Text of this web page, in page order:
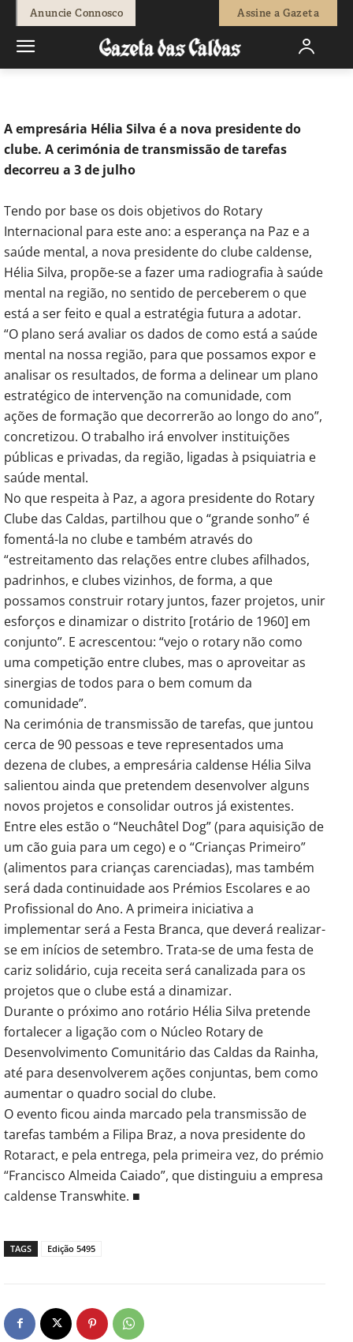
Anuncie Connosco Assine a Gazeta
Fátima Ferreira - 597 0
A empresária Hélia Silva é a nova presidente do
clube. A cerimónia de transmissão de tarefas
decorreu a 3 de julho
Tendo por base os dois objetivos do Rotary
Internacional para este ano: a esperança na Paz e a
saúde mental, a nova presidente do clube caldense,
Hélia Silva, propõe-se a fazer uma radiografia à saúde
mental na região, no sentido de perceberem o que
está a ser feito e qual a estratégia futura a adotar.
“O plano será avaliar os dados de como está a saúde
mental na nossa região, para que possamos expor e
analisar os resultados, de forma a delinear um plano
estratégico de intervenção na comunidade, com
ações de formação que decorrerão ao longo do ano”,
concretizou. O trabalho irá envolver instituições
públicas e privadas, da região, ligadas à psiquiatria e
saúde mental.
No que respeita à Paz, a agora presidente do Rotary
Clube das Caldas, partilhou que o “grande sonho” é
fomentá-la no clube e também através do
“estreitamento das relações entre clubes afilhados,
padrinhos, e clubes vizinhos, de forma, a que
possamos construir rotary juntos, fazer projetos, unir
esforços e dinamizar o distrito [rotário de 1960] em
conjunto”. E acrescentou: “vejo o rotary não como
uma competição entre clubes, mas o aproveitar as
sinergias de todos para o bem comum da
comunidade”.
Na cerimónia de transmissão de tarefas, que juntou
cerca de 90 pessoas e teve representados uma
dezena de clubes, a empresária caldense Hélia Silva
salientou ainda que pretendem desenvolver alguns
novos projetos e consolidar outros já existentes.
Entre eles estão o “Neuchâtel Dog” (para aquisição de
um cão guia para um cego) e o “Crianças Primeiro”
(alimentos para crianças carenciadas), mas também
será dada continuidade aos Prémios Escolares e ao
Profissional do Ano. A primeira iniciativa a
implementar será a Festa Branca, que deverá realizar-
se em inícios de setembro. Trata-se de uma festa de
cariz solidário, cuja receita será canalizada para os
projetos que o clube está a dinamizar.
Durante o próximo ano rotário Hélia Silva pretende
fortalecer a ligação com o Núcleo Rotary de
Desenvolvimento Comunitário das Caldas da Rainha,
até para desenvolverem ações conjuntas, bem como
aumentar o quadro social do clube.
O evento ficou ainda marcado pela transmissão de
tarefas também a Filipa Braz, a nova presidente do
Rotaract, e pela entrega, pela primeira vez, do prémio
“Francisco Almeida Caiado”, que distinguiu a empresa
caldense Transwhite. ■
TAGS Edição 5495